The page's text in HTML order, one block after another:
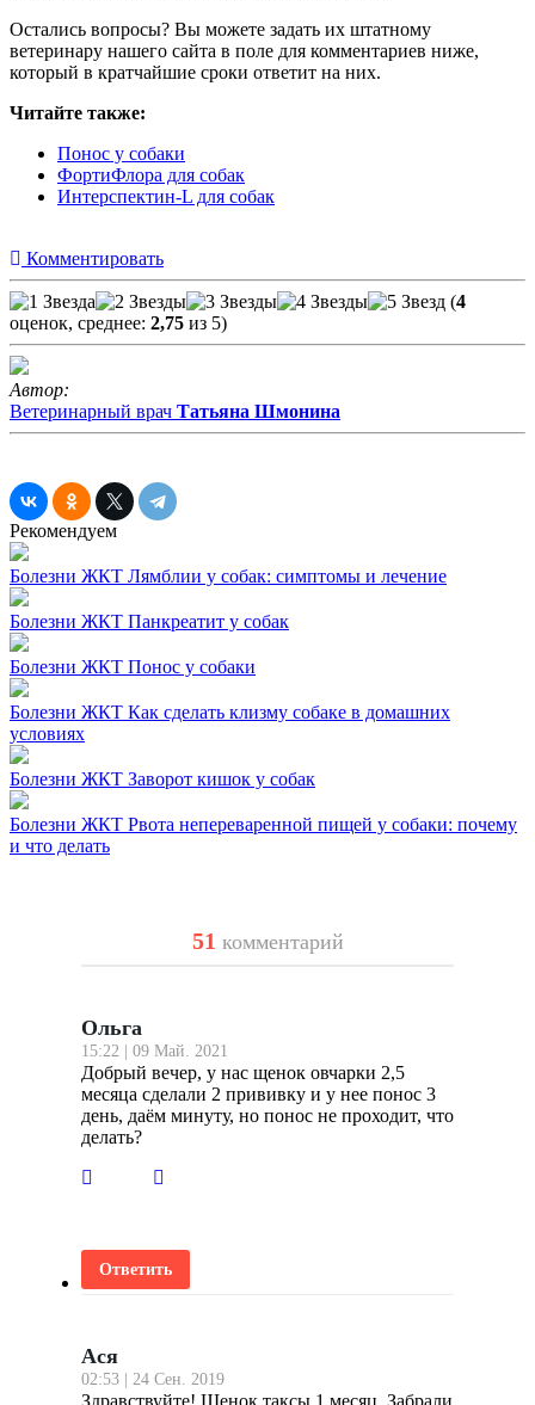
Остались вопросы? Вы можете задать их штатному
ветеринару нашего сайта в поле для комментариев ниже,
который в кратчайшие сроки ответит на них.
Читайте также:
Понос у собаки
ФортиФлора для собак
Интерспектин-L для собак
Комментировать
(4
оценок, среднее: 2,75 из 5)
Автор:
Ветеринарный врач Татьяна Шмонина
Рекомендуем
Болезни ЖКТ Лямблии у собак: симптомы и лечение
Болезни ЖКТ Панкреатит у собак
Болезни ЖКТ Понос у собаки
Болезни ЖКТ Как сделать клизму собаке в домашних
условиях
Болезни ЖКТ Заворот кишок у собак
Болезни ЖКТ Рвота непереваренной пищей у собаки: почему
и что делать
51 комментарий
Ольга
15:22 | 09 Май. 2021
Добрый вечер, у нас щенок овчарки 2,5
месяца сделали 2 прививку и у нее понос 3
день, даём минуту, но понос не проходит, что
делать?
Ответить
Ася
02:53 | 24 Сен. 2019
Здравствуйте! Щенок таксы 1 месяц. Забрали